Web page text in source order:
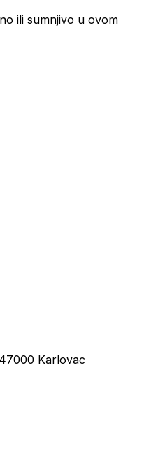
ili sumnjivo u ovom
Karlovac